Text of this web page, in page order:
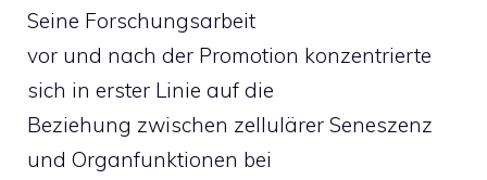
Seine Forschungsarbeit
vor und nach der Promotion konzentrierte
sich in erster Linie auf die
Beziehung zwischen zellulärer Seneszenz
und Organfunktionen bei